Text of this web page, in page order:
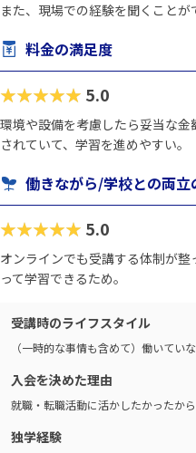
また、現場での経験を聞くことが
料金の満足度
★★★★★ 5.0
環境や設備を考慮したら妥当な
されていて、学習を進めやすい。
働きながら/学校との両立
★★★★★ 5.0
オンラインでも受講する体制が
って学習できるため。
受講時のライフスタイル
（一時的な事情も含めて）働いてい
入会を決めた理由
就職・転職活動に活かしたかったから
独学経験